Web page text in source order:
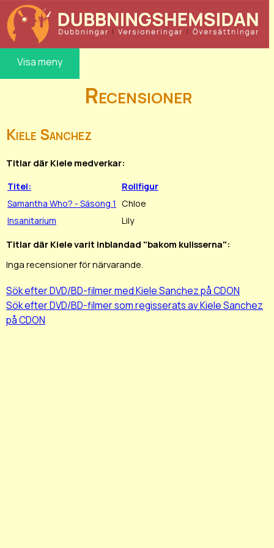
Visa meny
Recensioner
Kiele Sanchez
Titlar där Kiele medverkar:
Titel:
Rollfigur
Samantha Who? - Säsong 1 Chloe
Insanitarium
Lily
Titlar där Kiele varit inblandad "bakom kulisserna":
Inga recensioner för närvarande.
Sök efter DVD/BD-filmer med Kiele Sanchez på CDON
Sök efter DVD/BD-filmer som regisserats av Kiele Sanchez
på CDON